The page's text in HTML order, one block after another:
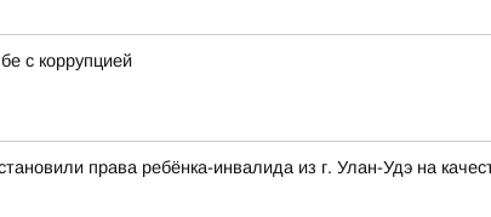
с коррупцией
права ребёнка-инвалида из г. Улан-Удэ на